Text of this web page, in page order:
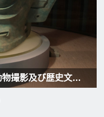
7日四川パンダ野鳥野生動物撮影及び歴史文化体験ツアー